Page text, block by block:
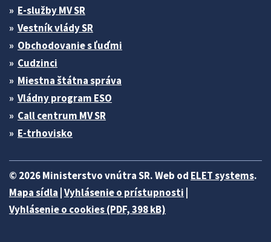
E-služby MV SR
Vestník vlády SR
Obchodovanie s ľuďmi
Cudzinci
Miestna štátna správa
Vládny program ESO
Call centrum MV SR
E-trhovisko
© 2026 Ministerstvo vnútra SR. Web od ELET systems.
Mapa sídla |Vyhlásenie o prístupnosti |
Vyhlásenie o cookies (PDF, 398 kB)